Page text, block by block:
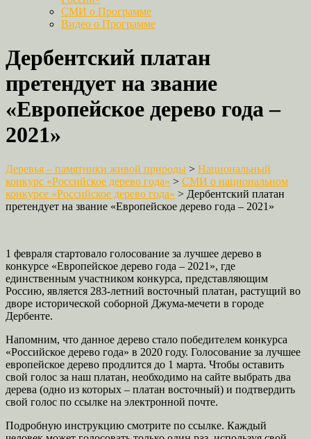
СМИ о Программе
Видео о Программе
Дербентский платан
претендует на звание
«Европейское дерево года –
2021»
Деревья – памятники живой природы > Национальный
конкурс «Российское дерево года» > СМИ о национальном
конкурсе «Российское дерево года» > Дербентский платан
претендует на звание «Европейское дерево года – 2021»
1 февраля стартовало голосование за лучшее дерево в
конкурсе «Европейское дерево года – 2021», где
единственным участником конкурса, представляющим
Россию, является 283-летний восточный платан, растущий во
дворе исторической соборной Джума-мечети в городе
Дербенте.
Напомним, что данное дерево стало победителем конкурса
«Российское дерево года» в 2020 году. Голосование за лучшее
европейское дерево продлится до 1 марта. Чтобы оставить
свой голос за наш платан, необходимо на сайте выбрать два
дерева (одно из которых – платан восточный) и подтвердить
свой голос по ссылке на электронной почте.
Подробную инструкцию смотрите по ссылке. Каждый